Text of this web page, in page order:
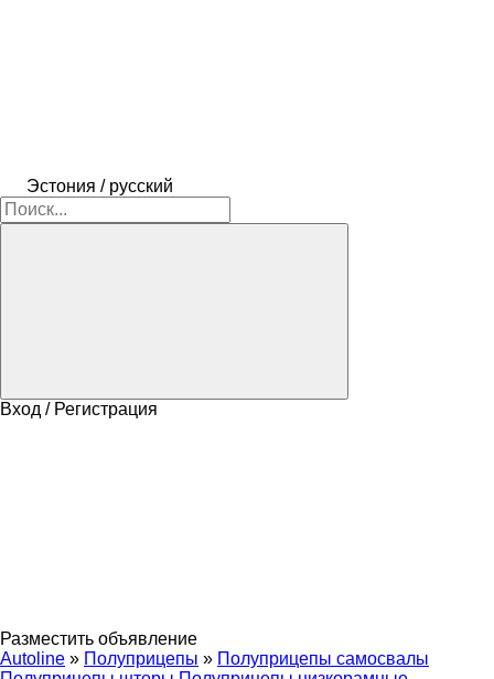
Эстония / русский
Вход / Регистрация
Разместить объявление
Autoline » Полуприцепы » Полуприцепы самосвалы